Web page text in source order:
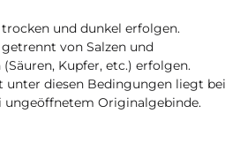
und dunkel erfolgen.
von Salzen und
Kupfer, etc.) erfolgen.
unter diesen Bedingungen liegt bei
ungeöffnetem Originalgebinde.